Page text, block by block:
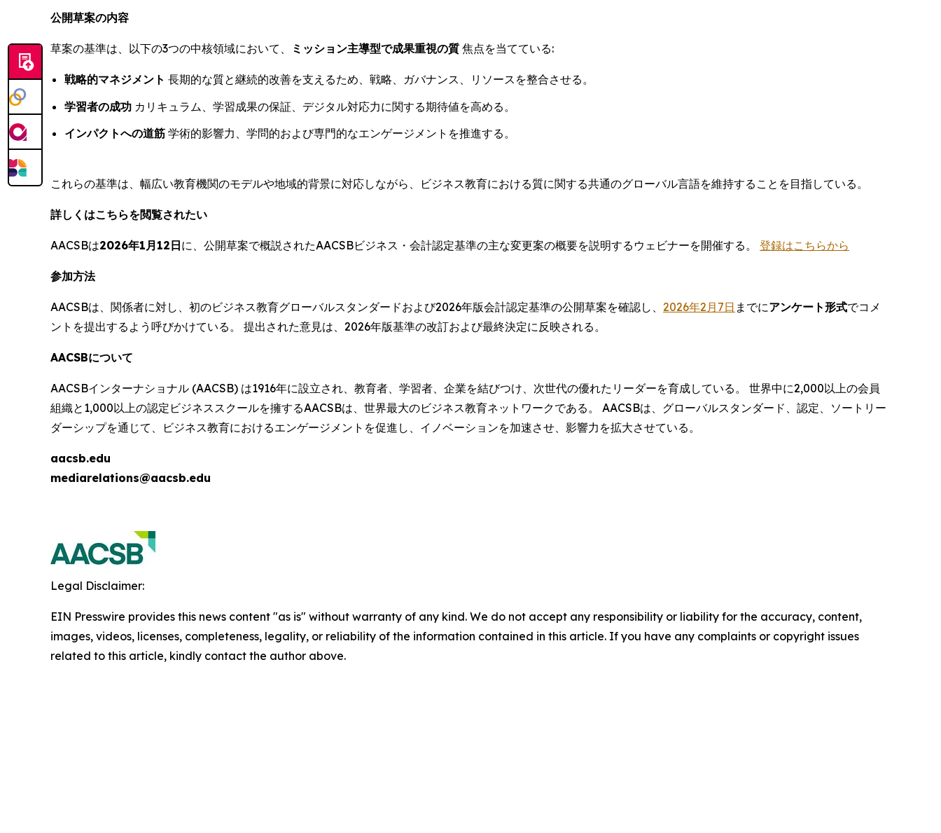
公開草案の内容
草案の基準は、以下の3つの中核領域において、 ミッション主導型で成果重視の質 焦点を当てている:
戦略的マネジメント 長期的な質と継続的改善を支えるため、戦略、ガバナンス、リソースを整合させる。
学習者の成功 カリキュラム、学習成果の保証、デジタル対応力に関する期待値を高める。
インパクトへの道筋 学術的影響力、学問的および専門的なエンゲージメントを推進する。
これらの基準は、幅広い教育機関のモデルや地域的背景に対応しながら、ビジネス教育における質に関する共通のグローバル言語を維持することを目指している。
詳しくはこちらを閲覧されたい
AACSBは2026年1月12日に、公開草案で概説されたAACSBビジネス・会計認定基準の主な変更案の概要を説明するウェビナーを開催する。 登録はこちらから
参加方法
AACSBは、関係者に対し、初のビジネス教育グローバルスタンダードおよび2026年版会計認定基準の公開草案を確認し、 2026年2月7日 までにアンケート形式でコメ
ントを提出するよう呼びかけている。 提出された意見は、2026年版基準の改訂および最終決定に反映される。
AACSBについて
AACSBインターナショナル (AACSB) は1916年に設立され、教育者、学習者、企業を結びつけ、次世代の優れたリーダーを育成している。 世界中に2,000以上の会員
組織と1,000以上の認定ビジネススクールを擁するAACSBは、世界最大のビジネス教育ネットワークである。 AACSBは、グローバルスタンダード、認定、ソートリー
ダーシップを通じて、ビジネス教育におけるエンゲージメントを促進し、イノベーションを加速させ、影響力を拡大させている。
aacsb.edu
mediarelations@aacsb.edu
Legal Disclaimer:
EIN Presswire provides this news content "as is" without warranty of any kind. We do not accept any responsibility or liability for the accuracy, content,
images, videos, licenses, completeness, legality, or reliability of the information contained in this article. If you have any complaints or copyright issues
related to this article, kindly contact the author above.